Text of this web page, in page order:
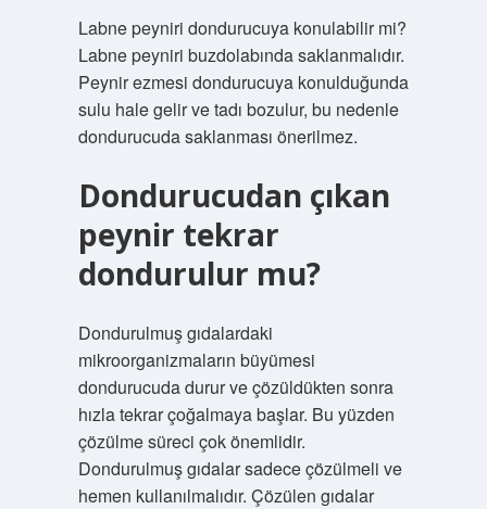
Labne peyniri dondurucuya konulabilir mi?
Labne peyniri buzdolabında saklanmalıdır.
Peynir ezmesi dondurucuya konulduğunda
sulu hale gelir ve tadı bozulur, bu nedenle
dondurucuda saklanması önerilmez.
Dondurucudan çıkan
peynir tekrar
dondurulur mu?
Dondurulmuş gıdalardaki
mikroorganizmaların büyümesi
dondurucuda durur ve çözüldükten sonra
hızla tekrar çoğalmaya başlar. Bu yüzden
çözülme süreci çok önemlidir.
Dondurulmuş gıdalar sadece çözülmeli ve
hemen kullanılmalıdır. Çözülen gıdalar